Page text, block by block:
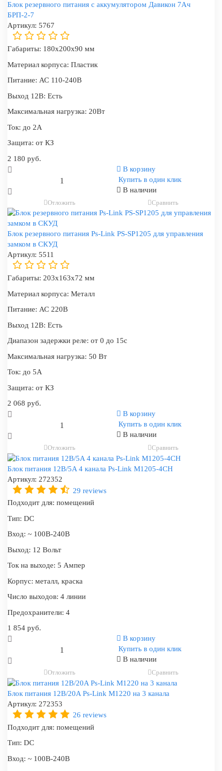
Блок резервного питания с аккумулятором Давикон 7Ач
БРП-2-7
Артикул: 5767
Габариты: 180x200x90 мм
Материал корпуса: Пластик
Питание: АС 110-240В
Выход 12В: Есть
Максимальная нагрузка: 20Вт
Ток: до 2А
Защита: от КЗ
2 180 руб.
В корзину
Купить в один клик
В наличии
Отложить Сравнить
Блок резервного питания Ps-Link PS-SP1205 для управления
замком в СКУД
Артикул: 5511
Габариты: 203x163x72 мм
Материал корпуса: Металл
Питание: АС 220В
Выход 12В: Есть
Диапазон задержки реле: от 0 до 15c
Максимальная нагрузка: 50 Вт
Ток: до 5А
Защита: от КЗ
2 068 руб.
В корзину
Купить в один клик
В наличии
Отложить Сравнить
Блок питания 12В/5A 4 канала Ps-Link M1205-4CH
Артикул: 272352
29 reviews
Подходит для: помещений
Тип: DC
Вход: ~ 100В-240В
Выход: 12 Вольт
Ток на выходе: 5 Ампер
Корпус: металл, краска
Число выходов: 4 линии
Предохранители: 4
1 854 руб.
В корзину
Купить в один клик
В наличии
Отложить Сравнить
Блок питания 12В/20A Ps-Link M1220 на 3 канала
Артикул: 272353
26 reviews
Подходит для: помещений
Тип: DC
Вход: ~ 100В-240В